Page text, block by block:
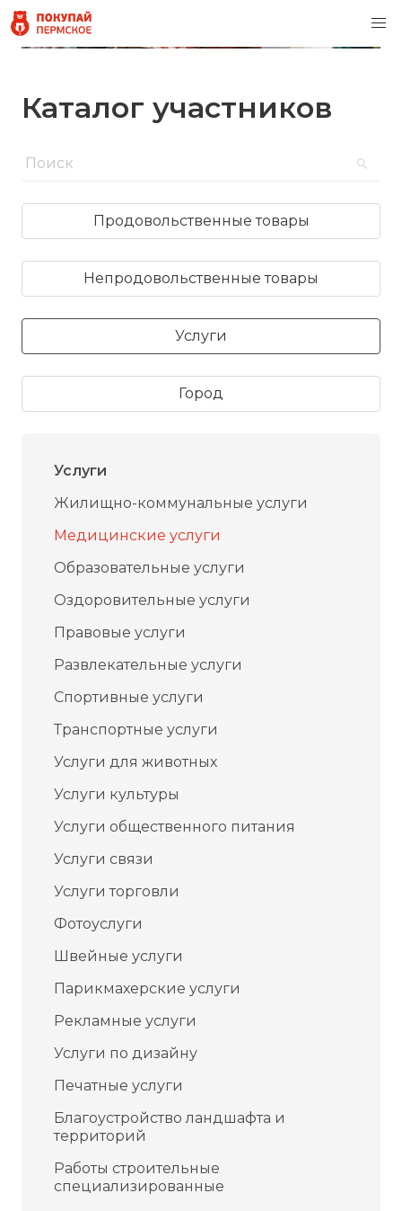
Каталог участников
Продовольственные товары
Непродовольственные товары
Услуги
Город
Услуги
Жилищно-коммунальные услуги
Медицинские услуги
Образовательные услуги
Оздоровительные услуги
Правовые услуги
Развлекательные услуги
Спортивные услуги
Транспортные услуги
Услуги для животных
Услуги культуры
Услуги общественного питания
Услуги связи
Услуги торговли
Фотоуслуги
Швейные услуги
Парикмахерские услуги
Рекламные услуги
Услуги по дизайну
Печатные услуги
Благоустройство ландшафта и
территорий
Работы строительные
специализированные